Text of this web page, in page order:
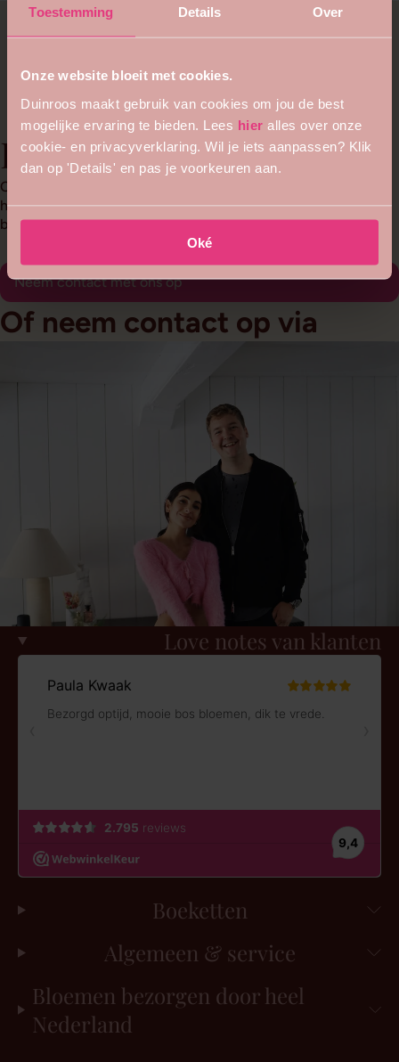
Toestemming Details Over
Onze website bloeit met cookies.
Duinroos maakt gebruik van cookies om jou de best
mogelijke ervaring te bieden. Lees hier alles over onze
cookie- en privacyverklaring. Wil je iets aanpassen? Klik
dan op 'Details' en pas je voorkeuren aan.
Oké
Deze accessoires vind
je vast ook mooi..
De Duinroos
Ons team staat 6 dagen per week voor je klaar om je te
helpen bij het maken van de juiste keuze of om je vragen te
beantwoorden. Happy to help!
Neem contact met ons op
Of neem contact op via
Love notes van klanten
Boeketten
Algemeen & service
Bloemen bezorgen door heel
Nederland